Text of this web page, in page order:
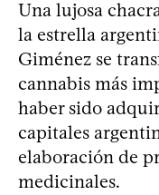
Una lujosa
la estrella
Giménez se
cannabis más
haber sido
capitales
elaboración de
medicinales.